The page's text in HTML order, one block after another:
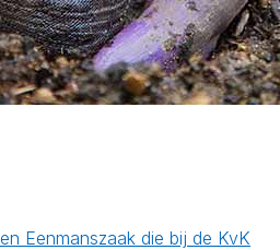
Eenmanszaak die bij de KvK